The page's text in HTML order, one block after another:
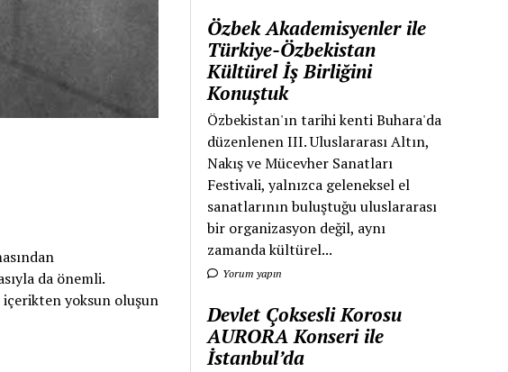
da önemli.
yoksun oluşun
Özbek Akademisyenler ile
Türkiye-Özbekistan
Kültürel İş Birliğini
Konuştuk
Özbekistan'ın tarihi kenti Buhara'da
düzenlenen III. Uluslararası Altın,
Nakış ve Mücevher Sanatları
Festivali, yalnızca geleneksel el
sanatlarının buluştuğu uluslararası
bir organizasyon değil, aynı
zamanda kültürel...
Yorum yapın
Devlet Çoksesli Korosu
AURORA Konseri ile
İstanbul’da